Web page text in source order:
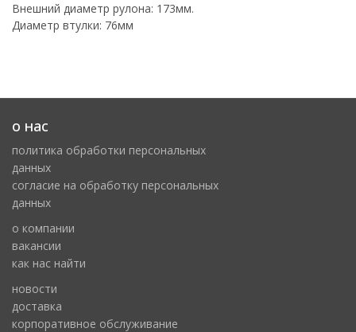
Внешний диаметр рулона: 173мм.
Диаметр втулки: 76мм
о нас
политика обработки персональных
данных
cогласие на обработку персональных
данных
о компании
вакансии
как нас найти
новости
доставка
корпоративное обслуживание